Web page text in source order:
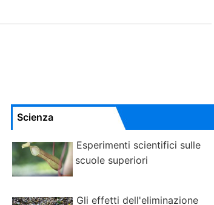
Scienza
Esperimenti scientifici sulle
scuole superiori
Gli effetti dell'eliminazione